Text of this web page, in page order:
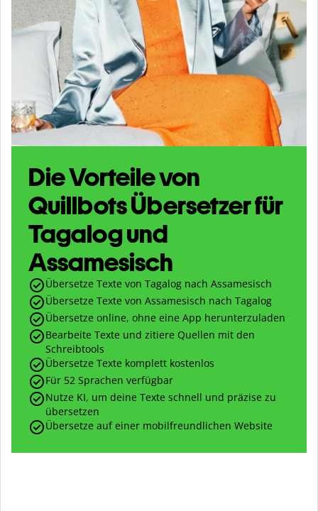
Die Vorteile von
Quillbots Übersetzer für
Tagalog und
Assamesisch
Übersetze Texte von Tagalog nach Assamesisch
Übersetze Texte von Assamesisch nach Tagalog
Übersetze online, ohne eine App herunterzuladen
Bearbeite Texte und zitiere Quellen mit den
Schreibtools
Übersetze Texte komplett kostenlos
Für 52 Sprachen verfügbar
Nutze KI, um deine Texte schnell und präzise zu
übersetzen
Übersetze auf einer mobilfreundlichen Website